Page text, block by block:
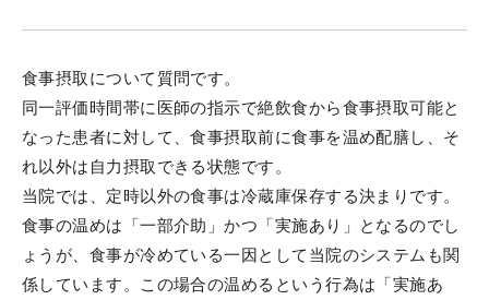
食事摂取について質問です。
同一評価時間帯に医師の指示で絶飲食から食事摂取可能と
なった患者に対して、食事摂取前に食事を温め配膳し、そ
れ以外は自力摂取できる状態です。
当院では、定時以外の食事は冷蔵庫保存する決まりです。
食事の温めは「一部介助」かつ「実施あり」となるのでし
ょうが、食事が冷めている一因として当院のシステムも関
係しています。この場合の温めるという行為は「実施あ